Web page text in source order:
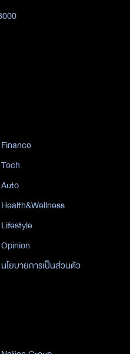
Finance
Tech
Auto
Health&Wellness
Lifestyle
Opinion
นโยบายการเป็นส่วนตัว